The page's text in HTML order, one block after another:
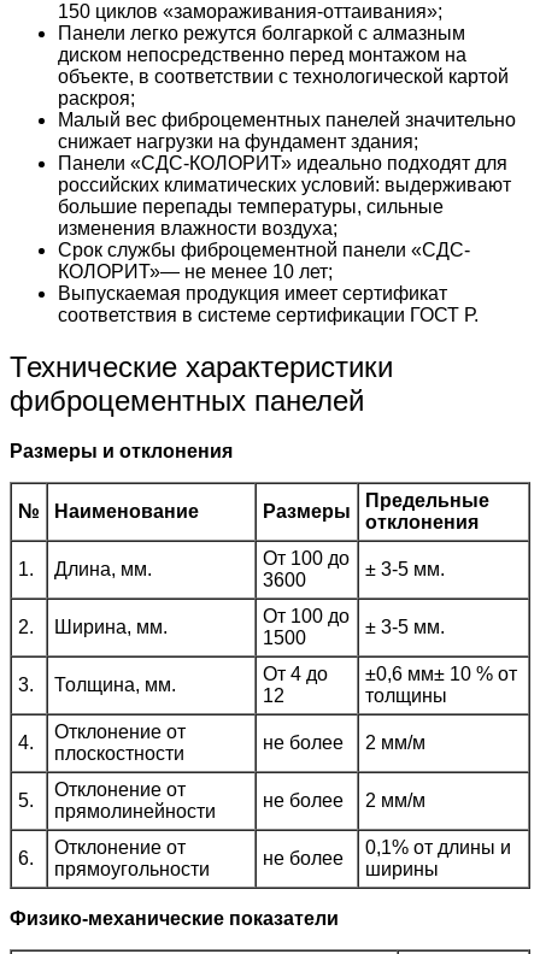
150 циклов «замораживания-оттаивания»;
Панели легко режутся болгаркой с алмазным
диском непосредственно перед монтажом на
объекте, в соответствии с технологической картой
раскроя;
Малый вес фиброцементных панелей значительно
снижает нагрузки на фундамент здания;
Панели «СДС-КОЛОРИТ» идеально подходят для
российских климатических условий: выдерживают
большие перепады температуры, сильные
изменения влажности воздуха;
Срок службы фиброцементной панели «СДС-
КОЛОРИТ»— не менее 10 лет;
Выпускаемая продукция имеет сертификат
соответствия в системе сертификации ГОСТ Р.
Технические характеристики
фиброцементных панелей
Размеры и отклонения
№ Наименование Размеры
Предельные
отклонения
1. Длина, мм.
От 100 до
3600
± 3-5 мм.
2. Ширина, мм.
От 100 до
1500
± 3-5 мм.
3. Толщина, мм.
От 4 до
12
±0,6 мм± 10 % от
толщины
4.
Отклонение от
плоскостности
не более 2 мм/м
5.
Отклонение от
прямолинейности
не более 2 мм/м
6.
Отклонение от
прямоугольности
не более
0,1% от длины и
ширины
Физико-механические показатели